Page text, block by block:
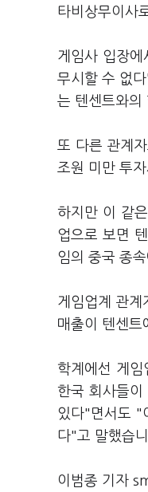
타비상무이사
게임사 입장
무시할 수 없
는 텐센트와의
또 다른 관계
조원 미만 투
하지만 이 같
업으로 보면
임의 중국 종
게임업계 관계
매출이 텐센트
학계에선 게
한국 회사들
있다"면서도 "
다"고 말했습니
이범종 기자